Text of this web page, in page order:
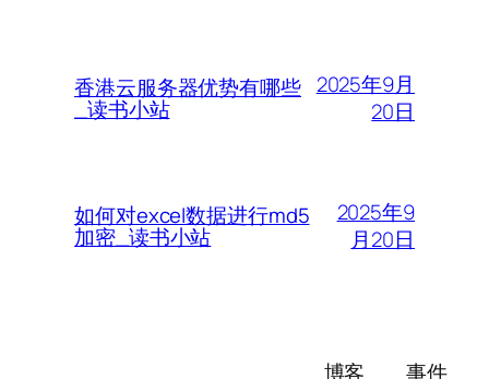
香港云服务器优势有哪些
_读书小站
2025年9月
20日
如何对excel数据进行md5
加密_读书小站
2025年9
月20日
博客 事件